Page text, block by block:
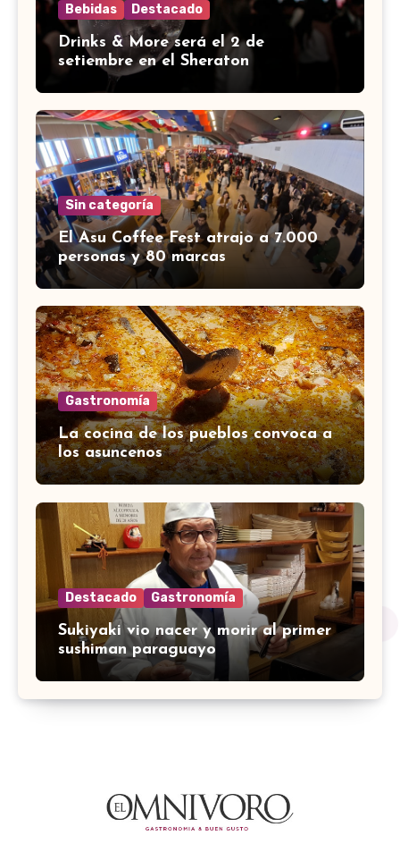
Bebidas Destacado
Drinks & More será el 2 de
setiembre en el Sheraton
Sin categoría
El Asu Coffee Fest atrajo a 7.000
personas y 80 marcas
Gastronomía
La cocina de los pueblos convoca a
los asuncenos
Destacado Gastronomía
Sukiyaki vio nacer y morir al primer
sushiman paraguayo